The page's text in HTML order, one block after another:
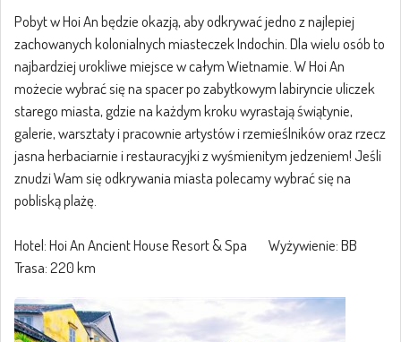
Pobyt w Hoi An będzie okazją, aby odkrywać jedno z najlepiej
zachowanych kolonialnych miasteczek Indochin. Dla wielu osób to
najbardziej urokliwe miejsce w całym Wietnamie. W Hoi An
możecie wybrać się na spacer po zabytkowym labiryncie uliczek
starego miasta, gdzie na każdym kroku wyrastają świątynie,
galerie, warsztaty i pracownie artystów i rzemieślników oraz rzecz
jasna herbaciarnie i restauracyjki z wyśmienitym jedzeniem! Jeśli
znudzi Wam się odkrywania miasta polecamy wybrać się na
pobliską plażę.
Hotel: Hoi An Ancient House Resort & Spa Wyżywienie: BB
Trasa: 220 km